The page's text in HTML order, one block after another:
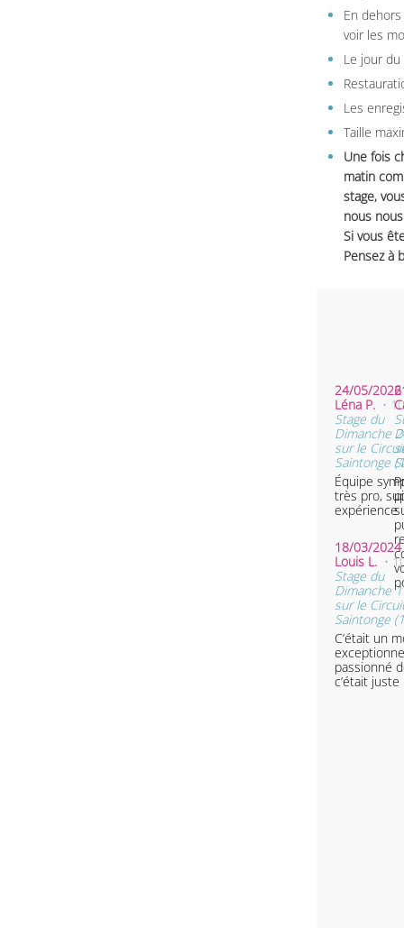
En
voir les
Le jour
Les
Taille
Une fois
matin
stage,
nous
Si vous
Pensez à
24/05/
Léna P. •
Stage du
Dimanche
sur le
Saintonge
Équipe
très pro,
expérience
18/03/
Louis L. •
Stage du
Dimanche
sur le
Saintonge
C’était un
passionné
c’était juste